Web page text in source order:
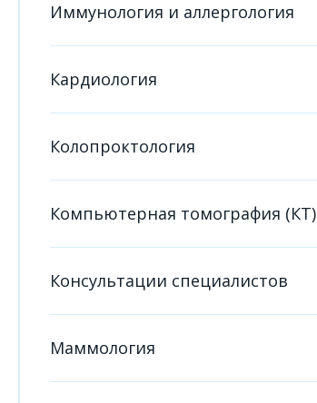
Иммунология и аллергология
Кардиология
Колопроктология
Компьютерная томография (КТ)
Консультации специалистов
Маммология